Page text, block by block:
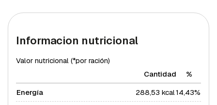
Informacion nutricional
Valor nutricional (*por ración)
Cantidad
%
Energía
288,53 kcal14,43%